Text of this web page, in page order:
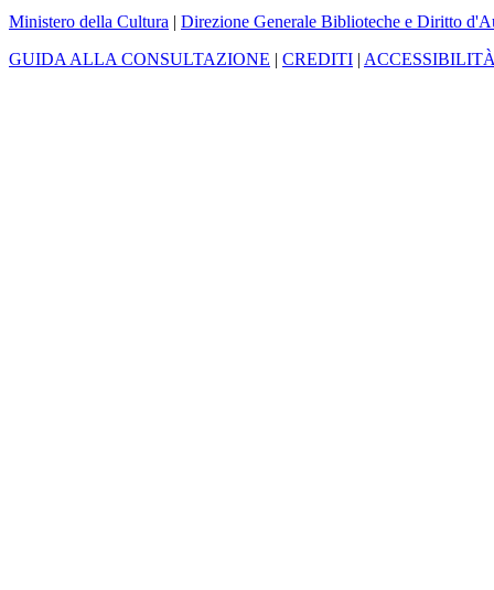
Ministero della Cultura | Direzione Generale Biblioteche e Diritto
GUIDA ALLA CONSULTAZIONE | CREDITI |